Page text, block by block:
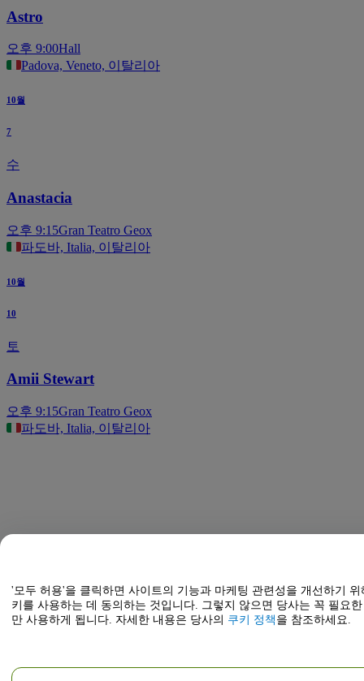
Astro
오후 9:00Hall
Padova, Veneto, 이탈리아
10월
7
수
Anastacia
오후 9:15Gran Teatro Geox
파도바, Italia, 이탈리아
10월
10
토
Amii Stewart
오후 9:15Gran Teatro Geox
파도바, Italia, 이탈리아
'모두 허용'을 클릭하면 사이트의 기능과 마케팅 관련성을 개선하기 위
키를 사용하는 데 동의하는 것입니다. 그렇지 않으면 당사는 꼭 필요
만 사용하게 됩니다. 자세한 내용은 당사의 쿠키 정책 을 참조하세요.